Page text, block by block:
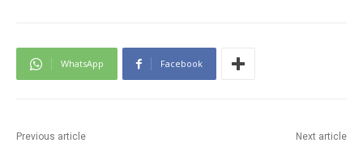
WhatsApp Facebook
Previous article Next article